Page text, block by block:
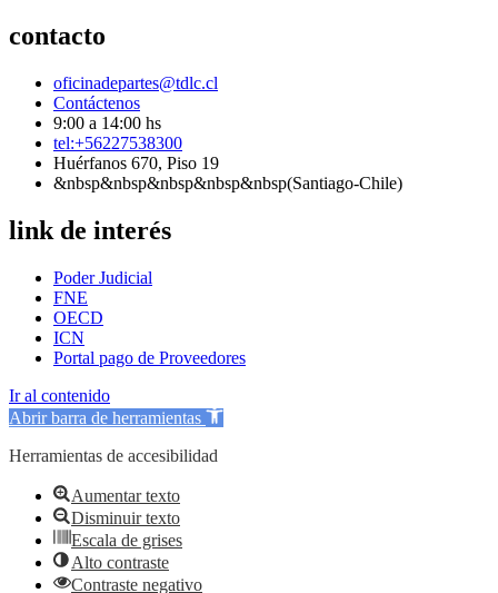
contacto
oficinadepartes@tdlc.cl
Contáctenos
9:00 a 14:00 hs
tel:+56227538300
Huérfanos 670, Piso 19
&nbsp&nbsp&nbsp&nbsp&nbsp(Santiago-Chile)
link de interés
Poder Judicial
FNE
OECD
ICN
Portal pago de Proveedores
Ir al contenido
Abrir barra de herramientas
Herramientas de accesibilidad
Aumentar texto
Disminuir texto
Escala de grises
Alto contraste
Contraste negativo